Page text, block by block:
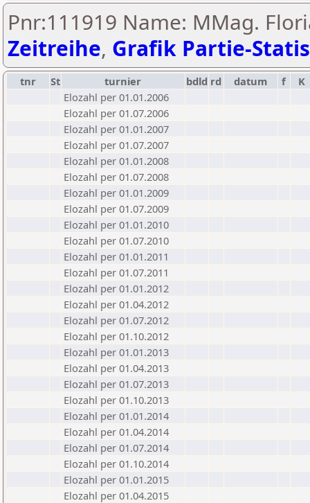
Pnr:111919 Name: MMag.
Zeitreihe, Grafik Partie-
tnr St turnier bdld rd datum f
K
Elozahl per 01.01.2006
Elozahl per 01.07.2006
Elozahl per 01.01.2007
Elozahl per 01.07.2007
Elozahl per 01.01.2008
Elozahl per 01.07.2008
Elozahl per 01.01.2009
Elozahl per 01.07.2009
Elozahl per 01.01.2010
Elozahl per 01.07.2010
Elozahl per 01.01.2011
Elozahl per 01.07.2011
Elozahl per 01.01.2012
Elozahl per 01.04.2012
Elozahl per 01.07.2012
Elozahl per 01.10.2012
Elozahl per 01.01.2013
Elozahl per 01.04.2013
Elozahl per 01.07.2013
Elozahl per 01.10.2013
Elozahl per 01.01.2014
Elozahl per 01.04.2014
Elozahl per 01.07.2014
Elozahl per 01.10.2014
Elozahl per 01.01.2015
Elozahl per 01.04.2015